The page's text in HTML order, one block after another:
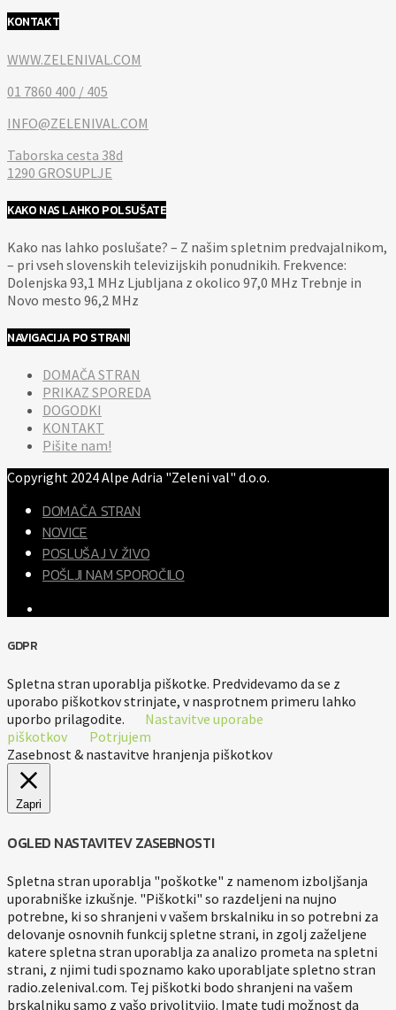
KONTAKT
WWW.ZELENIVAL.COM
01 7860 400 / 405
INFO@ZELENIVAL.COM
Taborska cesta 38d
1290 GROSUPLJE
KAKO NAS LAHKO POLSUŠATE
Kako nas lahko poslušate? – Z našim spletnim predvajalnikom,
– pri vseh slovenskih televizijskih ponudnikih. Frekvence:
Dolenjska 93,1 MHz Ljubljana z okolico 97,0 MHz Trebnje in
Novo mesto 96,2 MHz
NAVIGACIJA PO STRANI
DOMAČA STRAN
PRIKAZ SPOREDA
DOGODKI
KONTAKT
Pišite nam!
Copyright 2024 Alpe Adria "Zeleni val" d.o.o.
DOMAČA STRAN
NOVICE
POSLUŠAJ V ŽIVO
POŠLJI NAM SPOROČILO
GDPR
Spletna stran uporablja piškotke. Predvidevamo da se z
uporabo piškotkov strinjate, v nasprotnem primeru lahko
uporbo prilagodite.
Nastavitve uporabe
piškotkov
Potrjujem
Zasebnost & nastavitve hranjenja piškotkov
Zapri
OGLED NASTAVITEV ZASEBNOSTI
Spletna stran uporablja "poškotke" z namenom izboljšanja
uporabniške izkušnje. "Piškotki" so razdeljeni na nujno
potrebne, ki so shranjeni v vašem brskalniku in so potrebni za
delovanje osnovnih funkcij spletne strani, in zgolj zaželjene
katere spletna stran uporablja za analizo prometa na spletni
strani, z njimi tudi spoznamo kako uporabljate spletno stran
radio.zelenival.com. Tej piškotki bodo shranjeni na vašem
brskalniku samo z vašo privolitvijo. Imate tudi možnost da